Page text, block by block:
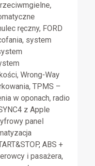
ręczny, FORD
system
Wrong-Way
TPMS –
w oponach, radio
z Apple
panel
ABS +
i pasażera,